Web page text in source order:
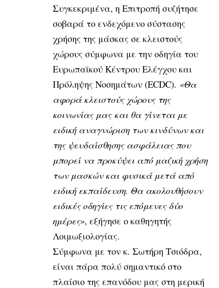
Συγκεκριμένα, η Επιτροπή συζήτησε
σοβαρά το ενδεχόμενο σύστασης
χρήσης της μάσκας σε κλειστούς
χώρους σύμφωνα με την οδηγία του
Ευρωπαϊκού Κέντρου Ελέγχου και
Πρόληψης Νοσημάτων (ECDC). «Θα
αφορά κλειστούς χώρους της
κοινωνίας μας και θα γίνεται με
ειδική αναγνώριση των κινδύνων και
της ψευδαίσθησης ασφάλειας που
μπορεί να προκύψει από μαζική χρήση
των μασκών και φυσικά μετά από
ειδική εκπαίδευση. Θα ακολουθήσουν
ειδικές οδηγίες τις επόμενες δύο
ημέρες», εξήγησε ο καθηγητής
Λοιμωξιολογίας.
Σύμφωνα με τον κ. Σωτήρη Τσιόδρα,
είναι πάρα πολύ σημαντικό στο
πλαίσιο της επανόδου μας στη μερική